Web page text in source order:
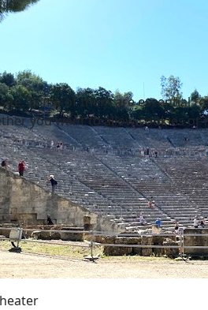
Some of them are essential
you want to allow cookies